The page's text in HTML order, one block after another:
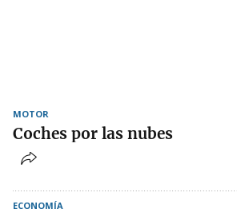
MOTOR
Coches por las nubes
ECONOMÍA